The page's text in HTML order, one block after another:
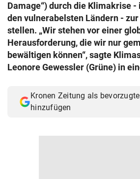
© Krone Multimedia GmbH & Co KG 2026
Muthgasse 2, 1190 Wien
Damage“) durch die Klimakrise
den vulnerabelsten Ländern -
stellen. „Wir stehen vor einer
Herausforderung, die wir nur
bewältigen können“, sagte
Leonore Gewessler (Grüne) in
Kronen Zeitung als
hinzufügen